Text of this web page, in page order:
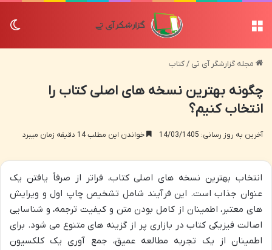
مجله گزارشگر آی تی /کتاب
چگونه بهترین نسخه های اصلی کتاب را
انتخاب کنیم؟
آخرین به روز رسانی: 14/03/1405 خواندن این مطلب 14 دقیقه زمان میبرد
انتخاب بهترین نسخه های اصلی کتاب، فراتر از صرفاً یافتن یک
عنوان جذاب است. این فرآیند شامل تشخیص چاپ اول و ویرایش
های معتبر، اطمینان از کامل بودن متن و کیفیت ترجمه، و شناسایی
اصالت فیزیکی کتاب در بازاری پر از گزینه های متنوع می شود. برای
اطمینان از یک تجربه مطالعه عمیق، جمع آوری یک کلکسیون